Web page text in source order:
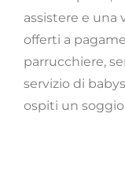
assistere e una
offerti a
parrucchiere,
servizio di
ospiti un